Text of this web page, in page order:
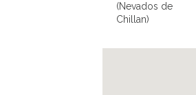
(Nevados de
Chillan)